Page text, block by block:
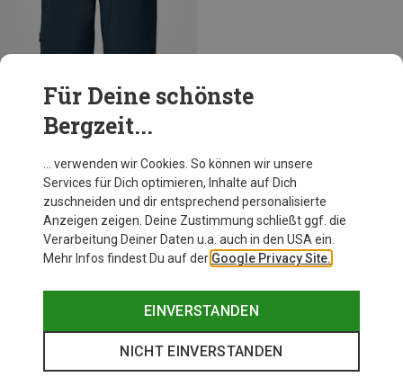
Du sparst 19%
Für Deine schönste
Bergzeit...
… verwenden wir Cookies. So können wir unsere
Services für Dich optimieren, Inhalte auf Dich
zuschneiden und dir entsprechend personalisierte
Anzeigen zeigen. Deine Zustimmung schließt ggf. die
Verarbeitung Deiner Daten u.a. auch in den USA ein.
Mehr Infos findest Du auf der Google Privacy Site.
EINVERSTANDEN
NICHT EINVERSTANDEN